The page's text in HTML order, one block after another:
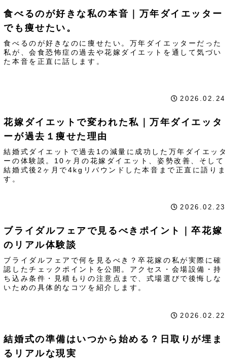
食べるのが好きな私の本音｜万年ダイエッター
でも痩せたい。
食べるのが好きなのに痩せたい。万年ダイエッターだった
私が、会食恐怖症の過去や花嫁ダイエットを通して気づい
た本音を正直に話します。
2026.02.24
花嫁ダイエットで変われた私｜万年ダイエッタ
ーが過去１痩せた理由
結婚式ダイエットで過去1の減量に成功した万年ダイエッタ
ーの体験談。10ヶ月の花嫁ダイエット、姿勢改善、そして
結婚式後2ヶ月で4kgリバウンドした本音まで正直に語りま
す。
2026.02.23
ブライダルフェアで見るべきポイント｜卒花嫁
のリアル体験談
ブライダルフェアで何を見るべき？卒花嫁の私が実際に確
認したチェックポイントを公開。アクセス・会場設備・持
ち込み条件・見積もりの注意点まで、式場選びで後悔しな
いための具体的なコツを紹介します。
2026.02.22
結婚式の準備はいつから始める？日取りが埋ま
るリアルな現実